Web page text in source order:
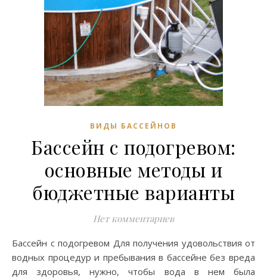
ВИДЫ БАССЕЙНОВ
Бассейн с подогревом:
основные методы и
бюджетные варианты
Нет комментариев
Бассейн с подогревом Для получения удовольствия от
водных процедур и пребывания в бассейне без вреда
для здоровья, нужно, чтобы вода в нем была